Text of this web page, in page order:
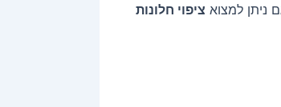
ניתן למצוא ציפוי חלונות